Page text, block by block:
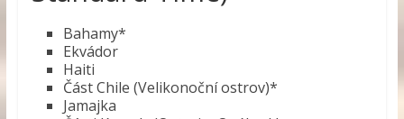
Bahamy*
Ekvádor
Haiti
Část Chile (Velikonoční ostrov)*
Jamajka